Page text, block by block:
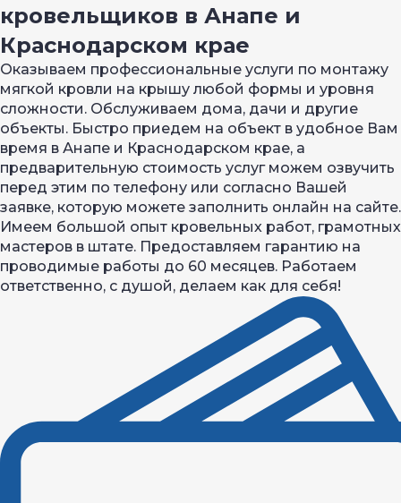
кровельщиков в Анапе и
Краснодарском крае
Оказываем профессиональные услуги по монтажу
мягкой кровли на крышу любой формы и уровня
сложности. Обслуживаем дома, дачи и другие
объекты. Быстро приедем на объект в удобное Вам
время в Анапе и Краснодарском крае, а
предварительную стоимость услуг можем озвучить
перед этим по телефону или согласно Вашей
заявке, которую можете заполнить онлайн на сайте.
Имеем большой опыт кровельных работ, грамотных
мастеров в штате. Предоставляем гарантию на
проводимые работы до 60 месяцев. Работаем
ответственно, с душой, делаем как для себя!